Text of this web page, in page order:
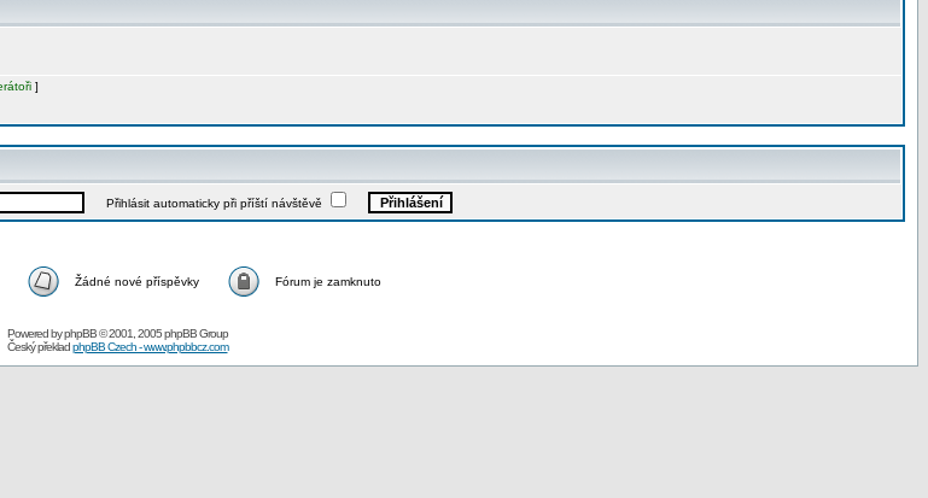
]
Přihlásit automaticky při příští návštěvě
Žádné nové příspěvky Fórum je zamknuto
Powered byphpBB© 2001, 2005 phpBB Group
Český překladphpBB Czech - www.phpbbcz.com